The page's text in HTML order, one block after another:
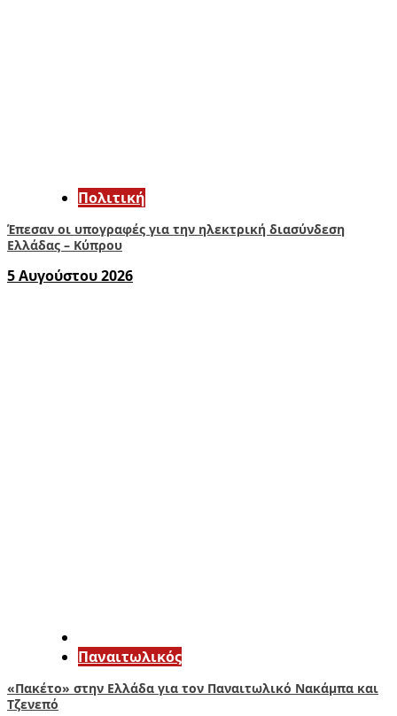
Πολιτική
Έπεσαν οι υπογραφές για την ηλεκτρική διασύνδεση
Ελλάδας – Κύπρου
5 Αυγούστου 2026
Παναιτωλικός
«Πακέτο» στην Ελλάδα για τον Παναιτωλικό Νακάμπα και
Τζενεπό